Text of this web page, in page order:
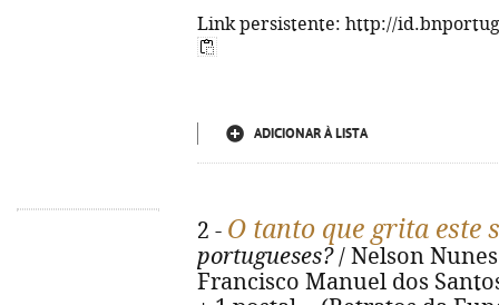
Link persistente: http://
ADICIONAR À LISTA
2 - O tanto que grita este
portugueses?/ Nelson
Francisco Manuel dos